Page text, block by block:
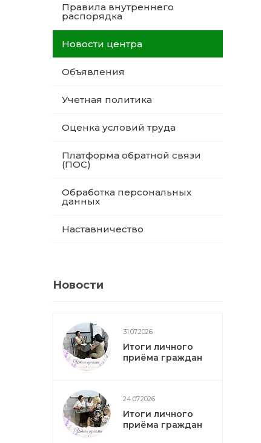
Правила внутреннего
распорядка
Новости центра
Объявления
Учетная политика
Оценка условий труда
Платформа обратной связи
(ПОС)
Обработка персональных
данных
Наставничество
Новости
31.07.2026
Итоги личного
приёма граждан
24.07.2026
Итоги личного
приёма граждан